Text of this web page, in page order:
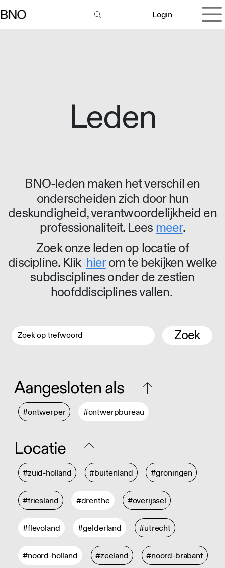
Login
Leden
BNO-leden maken het verschil en
onderscheiden zich door hun
deskundigheid, verantwoordelijkheid en
professionaliteit. Lees meer.
Zoek onze leden op locatie of
discipline. Klik hierom te bekijken welke
subdisciplines onder de zestien
hoofddisciplines vallen.
Zoek
Aangesloten als
#ontwerper #ontwerpbureau
Locatie
#zuid-holland #buitenland #groningen
#friesland #drenthe #overijssel
#flevoland #gelderland #utrecht
#noord-holland #zeeland #noord-brabant